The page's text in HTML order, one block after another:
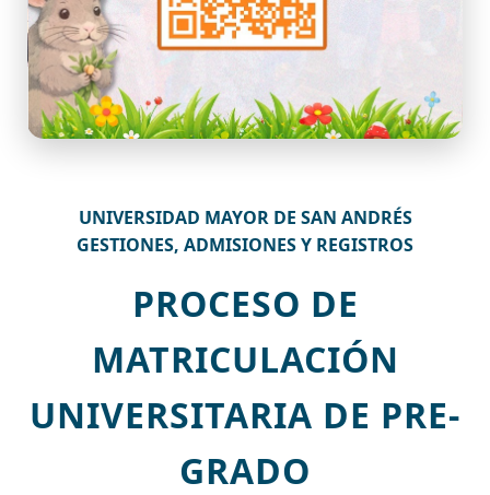
UNIVERSIDAD MAYOR DE SAN ANDRÉS
GESTIONES, ADMISIONES Y REGISTROS
PROCESO DE
MATRICULACIÓN
UNIVERSITARIA DE PRE-
GRADO